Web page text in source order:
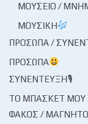
ΜΟΥΣΕΊΟ /
ΜΟΥΣΙΚΉ
ΠΡΌΣΩΠΑ /
ΠΡΌΣΩΠΑ
ΣΥΝΈΝΤΕΥΞΗ🎙
ΤΟ ΜΠΆΣΚΕΤ ΜΟΥ
ΦΑΚΌΣ /